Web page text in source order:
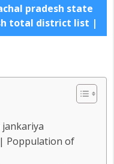
pradesh state
total district list |
jankariya
Poppulation of